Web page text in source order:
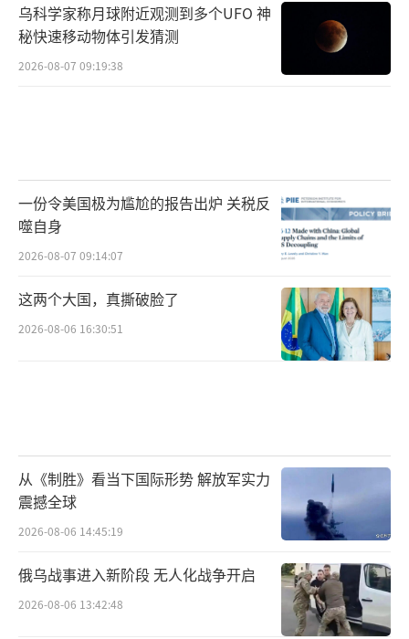
乌科学家称月球附近观测到多个UFO 神
秘快速移动物体引发猜测
2026-08-07 09:19:38
一份令美国极为尴尬的报告出炉 关税反
噬自身
2026-08-07 09:14:07
这两个大国，真撕破脸了
2026-08-06 16:30:51
从《制胜》看当下国际形势 解放军实力
震撼全球
2026-08-06 14:45:19
俄乌战事进入新阶段 无人化战争开启
2026-08-06 13:42:48